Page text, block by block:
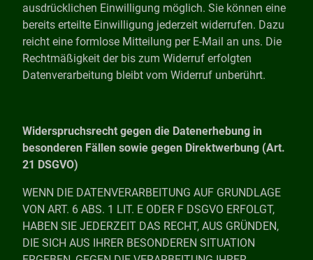
ausdrücklichen Einwilligung möglich. Sie können eine
bereits erteilte Einwilligung jederzeit widerrufen. Dazu
reicht eine formlose Mitteilung per E-Mail an uns. Die
Rechtmäßigkeit der bis zum Widerruf erfolgten
Datenverarbeitung bleibt vom Widerruf unberührt.
Widerspruchsrecht gegen die Datenerhebung in
besonderen Fällen sowie gegen Direktwerbung (Art.
21 DSGVO)
WENN DIE DATENVERARBEITUNG AUF GRUNDLAGE
VON ART. 6 ABS. 1 LIT. E ODER F DSGVO ERFOLGT,
HABEN SIE JEDERZEIT DAS RECHT, AUS GRÜNDEN,
DIE SICH AUS IHRER BESONDEREN SITUATION